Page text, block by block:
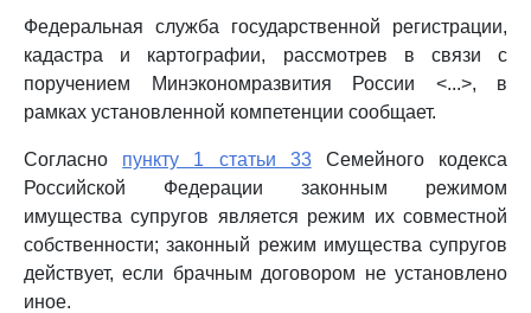
Федеральная служба государственной регистрации,
кадастра и картографии, рассмотрев в связи с
поручением Минэкономразвития России <...>, в
рамках установленной компетенции сообщает.
Согласно пункту 1 статьи 33Семейного кодекса
Российской Федерации законным режимом
имущества супругов является режим их совместной
собственности; законный режим имущества супругов
действует, если брачным договором не установлено
иное.